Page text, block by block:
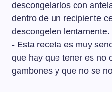
descongelarlos con
dentro de un recipiente
descongelen lentamente.
- Esta receta es muy
que hay que tener es no
gambones y que no se